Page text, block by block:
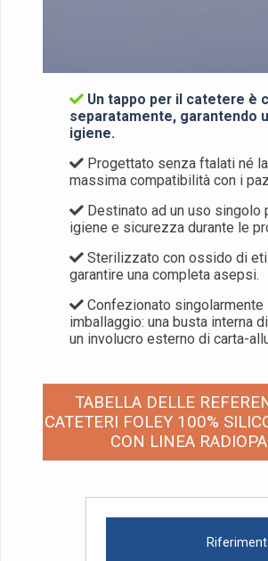
Un tappo per il catetere è
separatamente, garantendo
igiene.
Progettato senza ftalati né
massima compatibilità con i
Destinato ad un uso singolo
igiene e sicurezza durante le
Sterilizzato con ossido di
garantire una completa asepsi.
Confezionato singolarmente
imballaggio: una busta interna
un involucro esterno di carta-
TABELLA DELLE
CATETERI FOLEY 100%
CON LINEA